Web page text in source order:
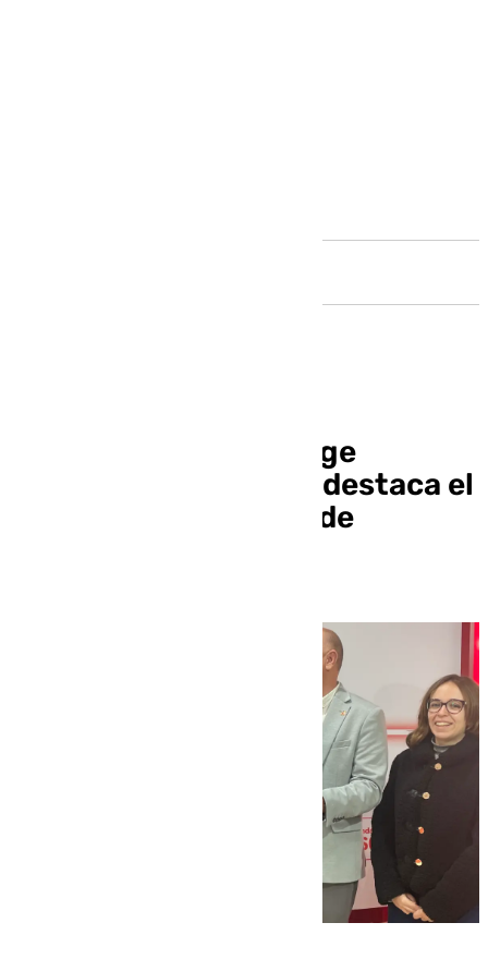
El PSOE de Ronda exige
mejoras en sanidad y destaca el
impacto de la subida de